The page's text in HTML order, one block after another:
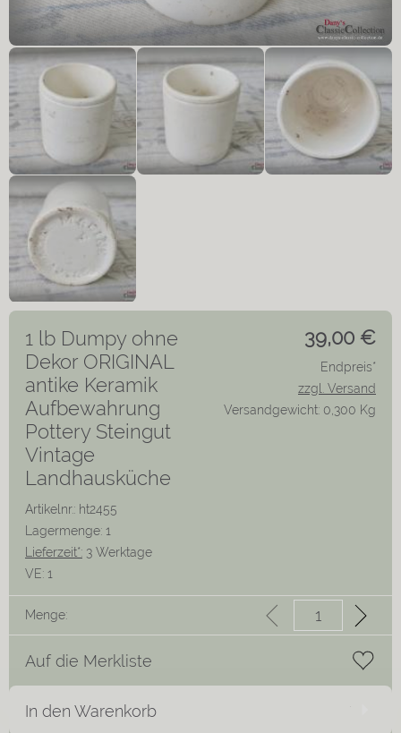
39,00 €
1 lb Dumpy ohne
Dekor ORIGINAL
antike Keramik
Aufbewahrung
Pottery Steingut
Vintage
Landhausküche
Artikelnr.: ht2455
Lagermenge: 1
Lieferzeit*: 3 Werktage
VE: 1
Endpreis*
zzgl. Versand
Versandgewicht: 0,300 Kg
Menge:
Auf die Merkliste
In den Warenkorb